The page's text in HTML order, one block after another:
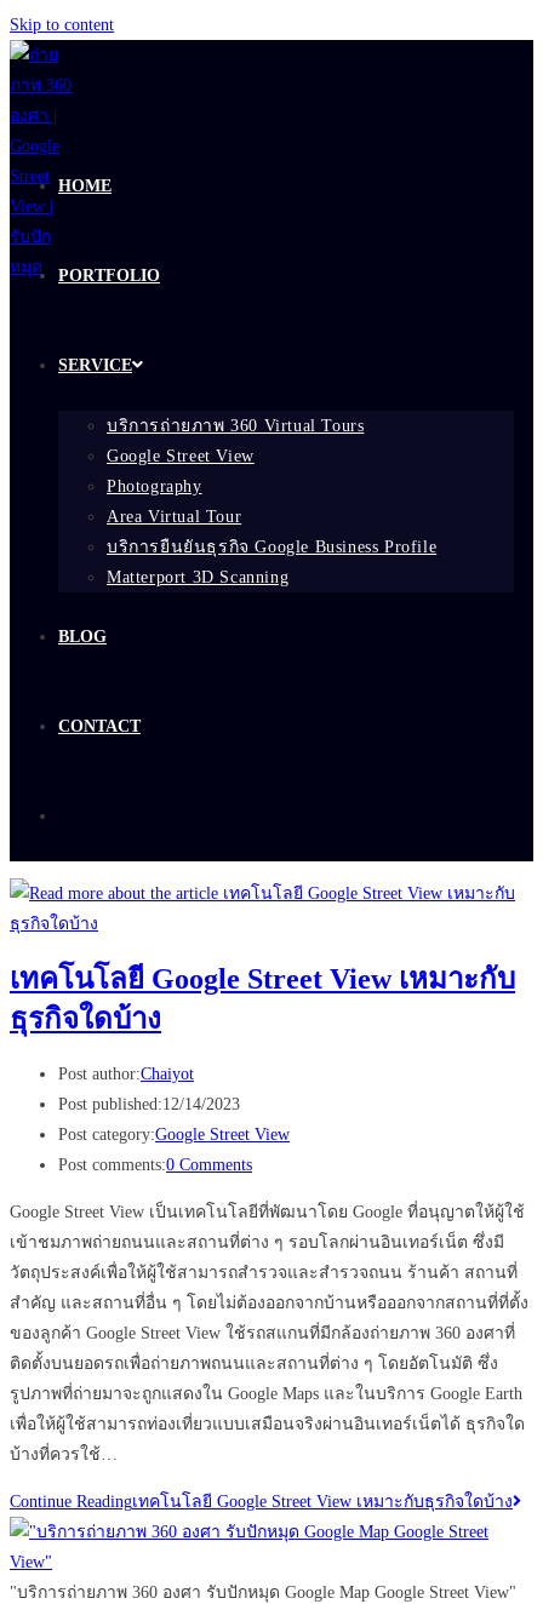
Skip to content
HOME
PORTFOLIO
SERVICE
บริการถ่ายภาพ 360 Virtual Tours
Google Street View
Photography
Area Virtual Tour
บริการยืนยันธุรกิจ Google Business Profile
Matterport 3D Scanning
BLOG
CONTACT
เทคโนโลยี Google Street View เหมาะกับ
ธุรกิจใดบ้าง
Post author:Chaiyot
Post published:12/14/2023
Post category:Google Street View
Post comments:0 Comments
Google Street View เป็นเทคโนโลยีที่พัฒนาโดย Google ที่อนุญาตให้ผู้ใช้
เข้าชมภาพถ่ายถนนและสถานที่ต่าง ๆ รอบโลกผ่านอินเทอร์เน็ต ซึ่งมี
วัตถุประสงค์เพื่อให้ผู้ใช้สามารถสำรวจและสำรวจถนน ร้านค้า สถานที่
สำคัญ และสถานที่อื่น ๆ โดยไม่ต้องออกจากบ้านหรือออกจากสถานที่ที่ตั้ง
ของลูกค้า Google Street View ใช้รถสแกนที่มีกล้องถ่ายภาพ 360 องศาที่
ติดตั้งบนยอดรถเพื่อถ่ายภาพถนนและสถานที่ต่าง ๆ โดยอัตโนมัติ ซึ่ง
รูปภาพที่ถ่ายมาจะถูกแสดงใน Google Maps และในบริการ Google Earth
เพื่อให้ผู้ใช้สามารถท่องเที่ยวแบบเสมือนจริงผ่านอินเทอร์เน็ตได้ ธุรกิจใด
บ้างที่ควรใช้…
Continue Readingเทคโนโลยี Google Street View เหมาะกับธุรกิจใดบ้าง
"บริการถ่ายภาพ 360 องศา รับปักหมุด Google Map Google Street View"